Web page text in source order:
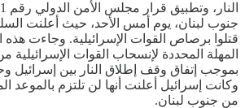
قتلوا برصاص القوات الإسرائيلية. وجاءت هذه
المهلة المحددة لإنسحاب القوات الإسرائيلية
بموجب إتفاق وقف إطلاق النار بين إسرائيل
وكانت إسرائيل أعلنت أنها لن تلتزم بالموعد
من جنوب لبنان.